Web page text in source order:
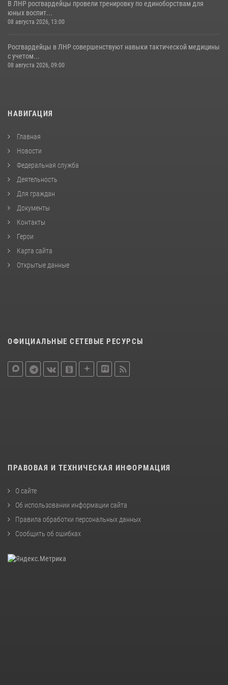
В ЛНР росгвардейцы провели тренировку по единоборствам для
юных воспит...
08 августа 2026, 13:00
Росгвардейцы в ЛНР совершенствуют навыки тактической медицины
с учетом...
08 августа 2026, 09:00
НАВИГАЦИЯ
Главная
Новости
Федеральная служба
Деятельность
Для граждан
Документы
Контакты
Герои
Карта сайта
Открытые данные
ОФИЦИАЛЬНЫЕ СЕТЕВЫЕ РЕСУРСЫ
ПРАВОВАЯ И ТЕХНИЧЕСКАЯ ИНФОРМАЦИЯ
О сайте
Об использовании информации сайта
Правила обработки персональных данных
Сообщить об ошибках